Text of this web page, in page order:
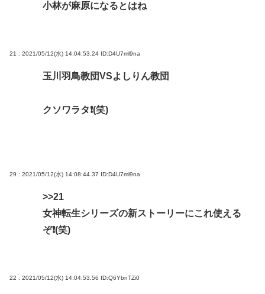
小林が麻原になるとはね
21 : 2021/05/12(水) 14:04:53.24 ID:D4U7ml9na
玉川羽鳥教団VSよしりん教団
クソワラタ❗(笑)
29 : 2021/05/12(水) 14:08:44.37 ID:D4U7ml9na
>>21
女神転生シリーズの新ストーリーにこれ使える
ぞ❗(笑)
22 : 2021/05/12(水) 14:04:53.56 ID:Q6YbnTZi0